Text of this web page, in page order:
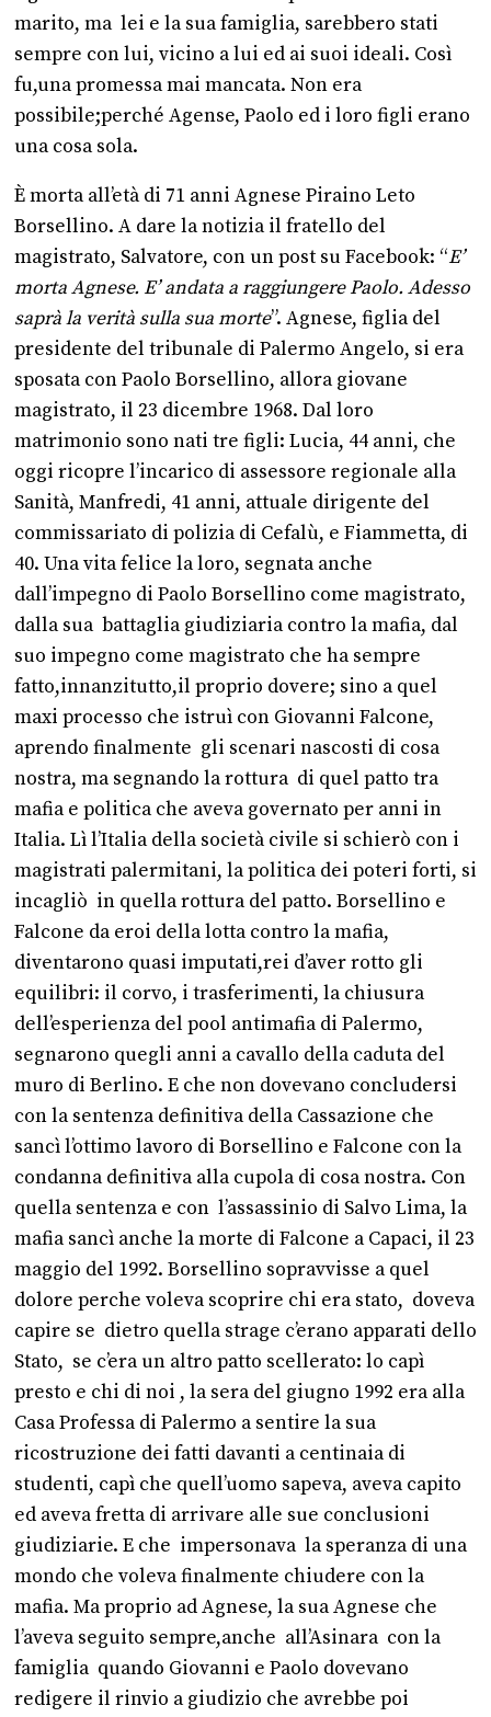
marito, ma lei e la sua famiglia, sarebbero stati
sempre con lui, vicino a lui ed ai suoi ideali. Così
fu,una promessa mai mancata. Non era
possibile;perché Agense, Paolo ed i loro figli erano
una cosa sola.
È morta all’età di 71 anni Agnese Piraino Leto
Borsellino. A dare la notizia il fratello del
magistrato, Salvatore, con un post su Facebook: “E’
morta Agnese. E’ andata a raggiungere Paolo. Adesso
saprà la verità sulla sua morte”. Agnese, figlia del
presidente del tribunale di Palermo Angelo, si era
sposata con Paolo Borsellino, allora giovane
magistrato, il 23 dicembre 1968. Dal loro
matrimonio sono nati tre figli: Lucia, 44 anni, che
oggi ricopre l’incarico di assessore regionale alla
Sanità, Manfredi, 41 anni, attuale dirigente del
commissariato di polizia di Cefalù, e Fiammetta, di
40. Una vita felice la loro, segnata anche
dall’impegno di Paolo Borsellino come magistrato,
dalla sua battaglia giudiziaria contro la mafia, dal
suo impegno come magistrato che ha sempre
fatto,innanzitutto,il proprio dovere; sino a quel
maxi processo che istruì con Giovanni Falcone,
aprendo finalmente gli scenari nascosti di cosa
nostra, ma segnando la rottura di quel patto tra
mafia e politica che aveva governato per anni in
Italia. Lì l’Italia della società civile si schierò con i
magistrati palermitani, la politica dei poteri forti, si
incagliò in quella rottura del patto. Borsellino e
Falcone da eroi della lotta contro la mafia,
diventarono quasi imputati,rei d’aver rotto gli
equilibri: il corvo, i trasferimenti, la chiusura
dell’esperienza del pool antimafia di Palermo,
segnarono quegli anni a cavallo della caduta del
muro di Berlino. E che non dovevano concludersi
con la sentenza definitiva della Cassazione che
sancì l’ottimo lavoro di Borsellino e Falcone con la
condanna definitiva alla cupola di cosa nostra. Con
quella sentenza e con l’assassinio di Salvo Lima, la
mafia sancì anche la morte di Falcone a Capaci, il 23
maggio del 1992. Borsellino sopravvisse a quel
dolore perche voleva scoprire chi era stato, doveva
capire se dietro quella strage c’erano apparati dello
Stato, se c’era un altro patto scellerato: lo capì
presto e chi di noi , la sera del giugno 1992 era alla
Casa Professa di Palermo a sentire la sua
ricostruzione dei fatti davanti a centinaia di
studenti, capì che quell’uomo sapeva, aveva capito
ed aveva fretta di arrivare alle sue conclusioni
giudiziarie. E che impersonava la speranza di una
mondo che voleva finalmente chiudere con la
mafia. Ma proprio ad Agnese, la sua Agnese che
l’aveva seguito sempre,anche all’Asinara con la
famiglia quando Giovanni e Paolo dovevano
redigere il rinvio a giudizio che avrebbe poi